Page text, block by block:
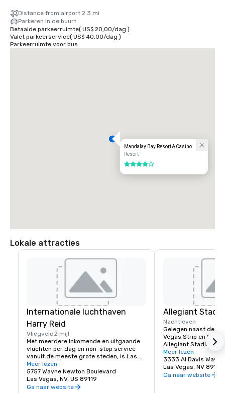
Distance from airport 2.3 mi
Parkeren in de buurt
Betaalde parkeerruimte( US$ 20,00/dag )
Valet parkeerservice( US$ 40,00/dag )
Parkeerruimte voor bus
Mandalay Bay Resort & Casino
Resort
4 van 5
Lokale attracties
Internationale luchthaven
Harry Reid
Vliegveld2 mijl
Met meerdere inkomende en uitgaande
vluchten per dag en non-stop service
vanuit de meeste grote steden, is Las
Vegas gemakkelijk voor uw tijd en
budget.
Las Vegas biedt een groot aantal opties,
Meer lezen
5757 Wayne Newton Boulevard
Las Vegas, NV, US 89119
Ga naar website
Allegiant
Nachtleven
Gelegen naast de
Vegas Strip en
Allegiant Stadium is
door de komst van
van de NFL in 2020.
gunstig gelegen
Meer lezen
3333 Al Davis Way
Las Vegas, NV 89118
Ga naar website